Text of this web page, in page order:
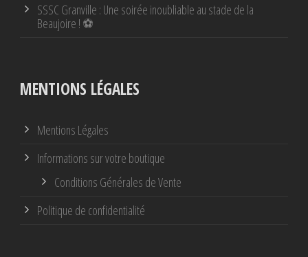
SSSC Granville : Une soirée inoubliable au stade de la
Beaujoire ! ⚽
MENTIONS LÉGALES
Mentions Légales
Informations sur votre boutique
Conditions Générales de Vente
Politique de confidentialité